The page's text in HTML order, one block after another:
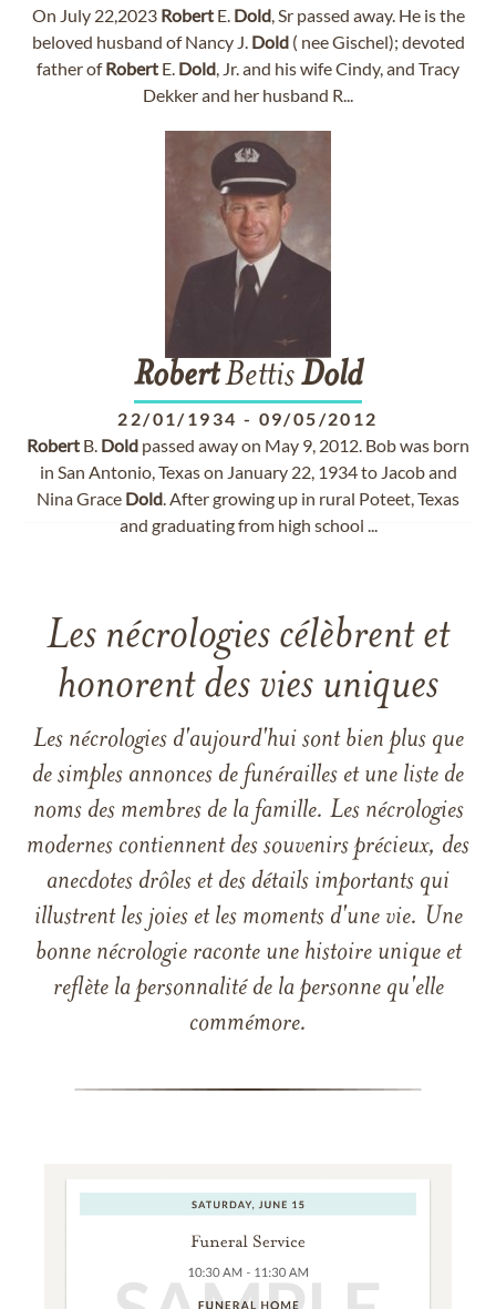
On July 22,2023 RobertE. Dold, Sr passed away. He is the
beloved husband of Nancy J. Dold( nee Gischel); devoted
father ofRobert E. Dold, Jr. and his wife Cindy, and Tracy
Dekker and her husband R...
RobertBettisDold
22/01/1934 - 09/05/2012
Robert B. Dold passed away on May 9, 2012. Bob was born
in San Antonio, Texas on January 22, 1934 to Jacob and
Nina Grace Dold. After growing up in rural Poteet, Texas
and graduating from high school ...
Les nécrologies célèbrent et
honorent des vies uniques
Les nécrologies d'aujourd'hui sont bien plus que
de simples annonces de funérailles et une liste de
noms des membres de la famille. Les nécrologies
modernes contiennent des souvenirs précieux, des
anecdotes drôles et des détails importants qui
illustrent les joies et les moments d'une vie. Une
bonne nécrologie raconte une histoire unique et
reflète la personnalité de la personne qu'elle
commémore.